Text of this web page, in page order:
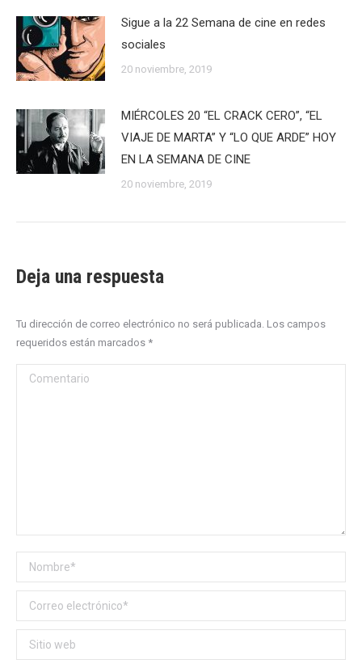
Sigue a la 22 Semana de cine en redes
sociales
20 noviembre, 2019
MIÉRCOLES 20 “EL CRACK CERO”, “EL
VIAJE DE MARTA” Y “LO QUE ARDE” HOY
EN LA SEMANA DE CINE
20 noviembre, 2019
Deja una respuesta
Tu dirección de correo electrónico no será publicada. Los campos
requeridos están marcados *
Comentario
Nombre *
Correo electrónico *
Sitio web